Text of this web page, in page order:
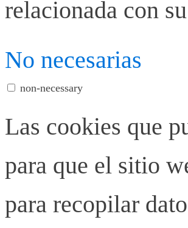
relacionada con
No necesarias
non-necessary
Las cookies que
para que el sitio
para recopilar